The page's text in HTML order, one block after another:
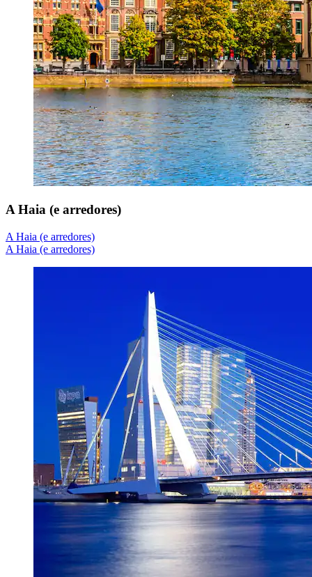
A Haia (e arredores)
A Haia (e arredores)
A Haia (e arredores)